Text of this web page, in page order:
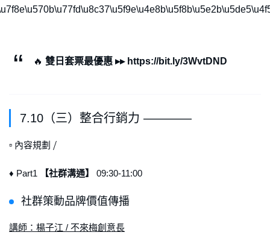
🔥 雙日套票最優惠 ▸▸ https://bit.ly/3WvtDND
7.10（三）整合行銷力 ————
▫ 內容規劃 ⧸
♦ Part1 【社群溝通】 09:30-11:00
社群策動品牌價值傳播
講師：楊子江 / 不來梅創意長